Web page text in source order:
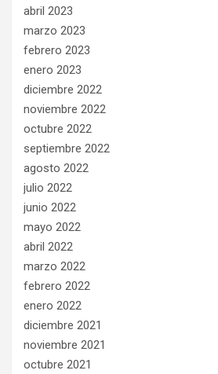
abril 2023
marzo 2023
febrero 2023
enero 2023
diciembre 2022
noviembre 2022
octubre 2022
septiembre 2022
agosto 2022
julio 2022
junio 2022
mayo 2022
abril 2022
marzo 2022
febrero 2022
enero 2022
diciembre 2021
noviembre 2021
octubre 2021